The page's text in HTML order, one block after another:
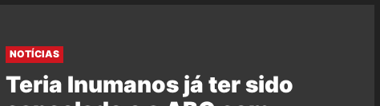
NOTÍCIAS
Teria Inumanos já ter sido